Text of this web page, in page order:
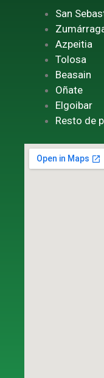
San
Azpeitia
Tolosa
Beasain
Oñate
Elgoibar
Resto de